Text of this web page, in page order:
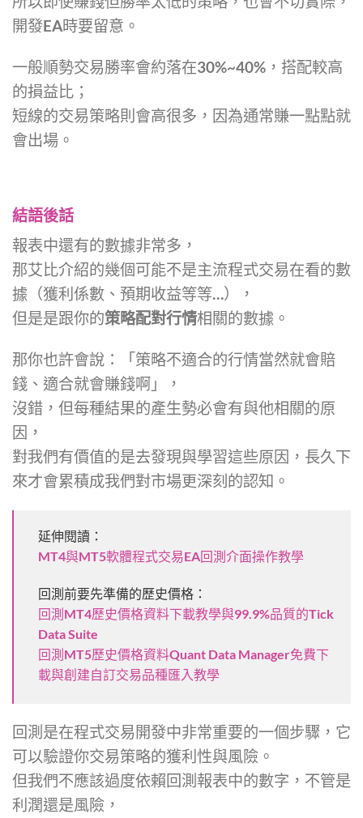
開發EA時要留意。
一般順勢交易勝率會約落在30%~40%，搭配較高
的損益比；
短線的交易策略則會高很多，因為通常賺一點點就
會出場。
結語後話
報表中還有的數據非常多，
那艾比介紹的幾個可能不是主流程式交易在看的數
據（獲利係數、預期收益等等…），
但是是跟你的策略配對行情相關的數據。
那你也許會說：「策略不適合的行情當然就會賠
錢、適合就會賺錢啊」，
沒錯，但每種結果的產生勢必會有與他相關的原
因，
對我們有價值的是去發現與學習這些原因，長久下
來才會累積成我們對市場更深刻的認知。
延伸閱讀：
MT4與MT5軟體程式交易EA回測介面操作教學
回測前要先準備的歷史價格：
回測MT4歷史價格資料下載教學與99.9%品質的Tick
Data Suite
回測MT5歷史價格資料Quant Data Manager免費下
載與創建自訂交易品種匯入教學
回測是在程式交易開發中非常重要的一個步驟，它
可以驗證你交易策略的獲利性與風險。
但我們不應該過度依賴回測報表中的數字，不管是
利潤還是風險，